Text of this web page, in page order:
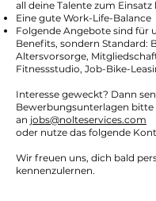
all deine Talente zum
Eine gute Work-Life-Balance
Folgende Angebote sind für
Benefits, sondern Standard:
Altersvorsorge,
Fitnessstudio, Job-Bike-
Interesse geweckt? Dann
Bewerbungsunterlagen bitte
an jobs@nolteservices.com
oder nutze das folgende
Wir freuen uns, dich bald
kennenzulernen.